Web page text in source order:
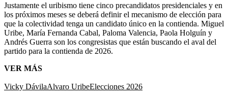
Justamente el uribismo tiene cinco precandidatos presidenciales y en
los próximos meses se deberá definir el mecanismo de elección para
que la colectividad tenga un candidato único en la contienda. Miguel
Uribe, María Fernanda Cabal, Paloma Valencia, Paola Holguín y
Andrés Guerra son los congresistas que están buscando el aval del
partido para la contienda de 2026.
VER MÁS
Vicky DávilaAlvaro UribeElecciones 2026